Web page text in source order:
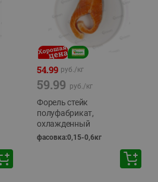
54.99 руб./кг
59.99 руб./кг
Форель стейк
полуфабрикат,
охлажденный
фасовка:0,15-0,6кг